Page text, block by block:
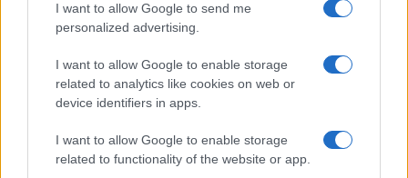
I want to allow Google to send me
personalized advertising.
I want to allow Google to enable storage
related to analytics like cookies on web or
device identifiers in apps.
I want to allow Google to enable storage
related to functionality of the website or app.
Continua a leggere
MERCATO E TRASFERIMENTI